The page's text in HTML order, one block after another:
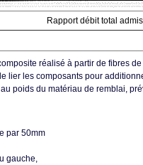
Rapport débit total
réalisé à partir de fibres
lier les composants pour
poids du matériau de remblai,
par 50mm
gauche,